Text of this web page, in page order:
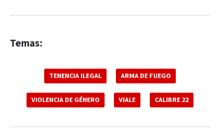
Temas:
TENENCIA ILEGAL ARMA DE FUEGO
VIOLENCIA DE GÉNERO VIALE CALIBRE 22